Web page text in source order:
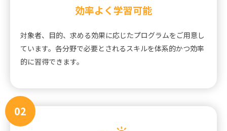
効率よく学習可能
対象者、目的、求める効果に応じたプログラムをご用意し
ています。各分野で必要とされるスキルを体系的かつ効率
的に習得できます。
02